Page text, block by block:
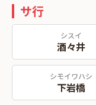
サ行
シスイ
酒々井
シモイワハシ
下岩橋